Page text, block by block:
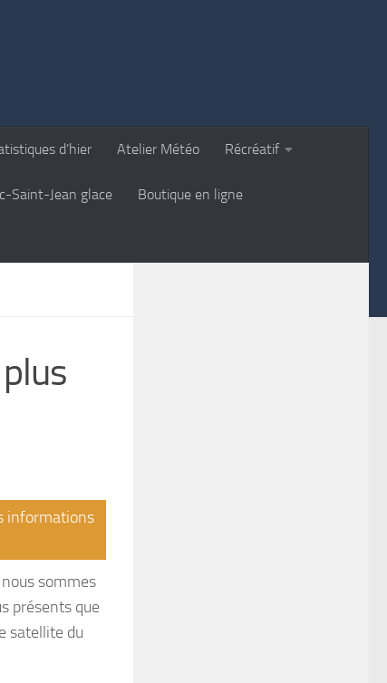
d’hier Atelier Météo Récréatif
Saint-Jean glace Boutique en ligne
informations
sommes
présents que
satellite du